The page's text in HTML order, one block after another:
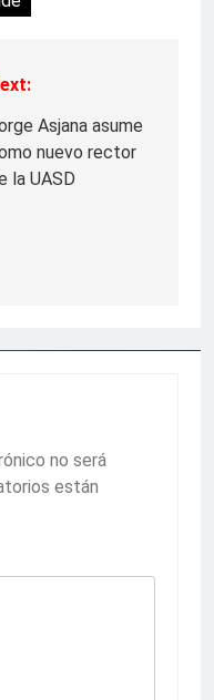
Asjana asume
nuevo rector
la UASD
no será
están